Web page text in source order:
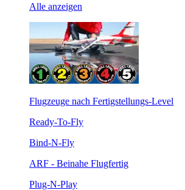
Alle anzeigen
Flugzeuge nach Fertigstellungs-Level
Ready-To-Fly
Bind-N-Fly
ARF - Beinahe Flugfertig
Plug-N-Play